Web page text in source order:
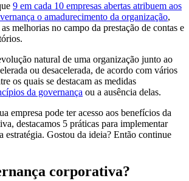
9 em cada 10 empresas abertas atribuem aos
o amadurecimento da organização,
melhorias no campo da prestação de contas e
natural de uma organização junto ao
ou desacelerada, de acordo com vários
os quais se destacam as medidas
da governança ou a ausência delas.
empresa pode ter acesso aos benefícios da
destacamos 5 práticas para implementar
estratégia. Gostou da ideia? Então continue
corporativa?